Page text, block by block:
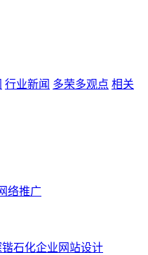
行业新闻 多荣多观点 相关
络推广
锴石化企业网站设计